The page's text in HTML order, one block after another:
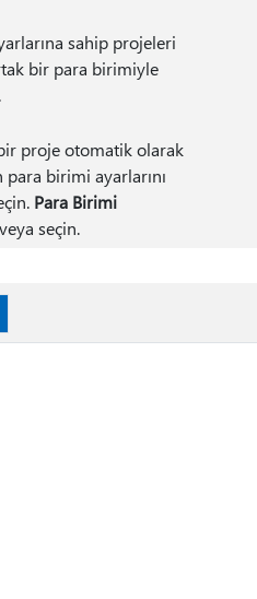
sahip projeleri
bir para birimiyle
proje otomatik olarak
birimi ayarlarını
Para Birimi
seçin.